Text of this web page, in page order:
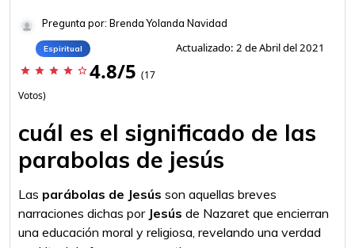
Pregunta por: Brenda Yolanda Navidad
Espiritual Actualizado: 2 de Abril del 2021
star star star star star_border 4.8/5 (17
Votos)
cuál es el significado de las
parabolas de jesús
Las parábolas de Jesús son aquellas breves
narraciones dichas por Jesús de Nazaret que encierran
una educación moral y religiosa, revelando una verdad